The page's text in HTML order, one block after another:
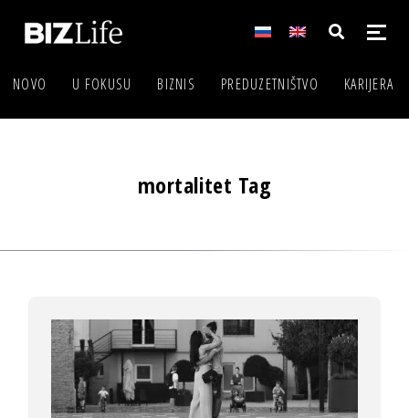
NOVO U FOKUSU BIZNIS PREDUZETNIŠTVO KARIJERA
mortalitet Tag